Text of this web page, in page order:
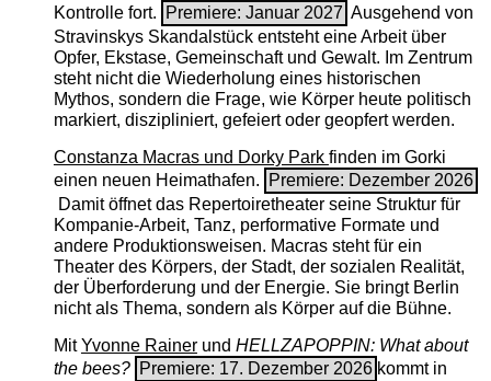
Kontrolle fort.
Premiere: Januar 2027 Ausgehend von
Stravinskys Skandalstück entsteht eine Arbeit über
Opfer, Ekstase, Gemeinschaft und Gewalt. Im Zentrum
steht nicht die Wiederholung eines historischen
Mythos, sondern die Frage, wie Körper heute politisch
markiert, diszipliniert, gefeiert oder geopfert werden.
Constanza Macras und Dorky Park finden im Gorki
einen neuen Heimathafen.
Premiere: Dezember 2026
Damit öffnet das Repertoiretheater seine Struktur für
Kompanie-Arbeit, Tanz, performative Formate und
andere Produktionsweisen. Macras steht für ein
Theater des Körpers, der Stadt, der sozialen Realität,
der Überforderung und der Energie. Sie bringt Berlin
nicht als Thema, sondern als Körper auf die Bühne.
MitYvonne Rainerund HELLZAPOPPIN: What about
the bees? Premiere: 17. Dezember 2026 kommt in